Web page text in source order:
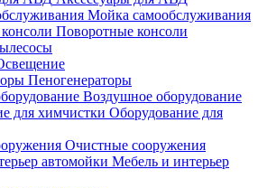
Мойка самообслуживания
Поворотные консоли
Пеногенераторы
Воздушное оборудование
Оборудование для
Очистные сооружения
Мебель и интерьер